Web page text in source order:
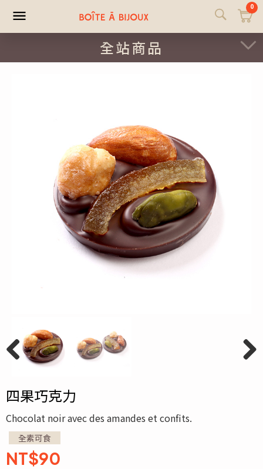
0
全站商品
四果巧克力
Chocolat noir avec des amandes et confits.
全素可食
NT$90